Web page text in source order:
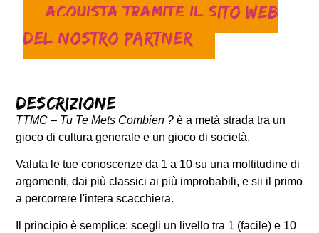
Acquista tramite il sito web
del nostro partner
Descrizione
TTMC – Tu Te Mets Combien ? è a metà strada tra un
gioco di cultura generale e un gioco di società.
Valuta le tue conoscenze da 1 a 10 su una moltitudine di
argomenti, dai più classici ai più improbabili, e sii il primo
a percorrere l'intera scacchiera.
Il principio è semplice: scegli un livello tra 1 (facile) e 10